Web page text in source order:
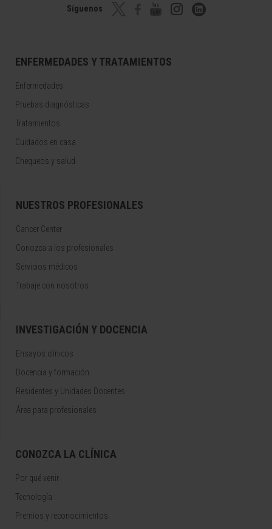
Síguenos
ENFERMEDADES Y TRATAMIENTOS
Enfermedades
Pruebas diagnósticas
Tratamientos
Cuidados en casa
Chequeos y salud
NUESTROS PROFESIONALES
Cancer Center
Conozca a los profesionales
Servicios médicos
Trabaje con nosotros
INVESTIGACIÓN Y DOCENCIA
Ensayos clínicos
Docencia y formación
Residentes y Unidades Docentes
Área para profesionales
CONOZCA LA CLÍNICA
Por qué venir
Tecnología
Premios y reconocimientos